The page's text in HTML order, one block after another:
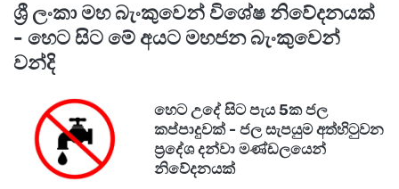
ශ්‍රී ලංකා මහ බැංකුවෙන් විශේෂ නිවේදනයක්
- හෙට සිට මේ අයට මහජන බැංකුවෙන්
වන්දි
හෙට උදේ සිට පැය 5ක ජල
කප්පාදුවක් - ජල සැපයුම අත්හිටුවන
ප්‍රදේශ දන්වා මණ්ඩලයෙන්
නිවේදනයක්